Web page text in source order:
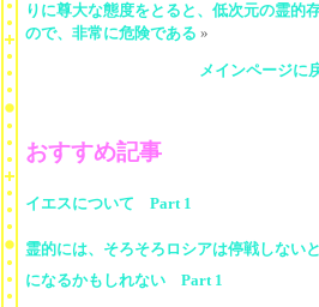
りに尊大な態度をとると、低次元の霊的
ので、非常に危険である »
メインページに
おすすめ記事
イエスについて Part 1
霊的には、そろそろロシアは停戦しない
になるかもしれない Part 1